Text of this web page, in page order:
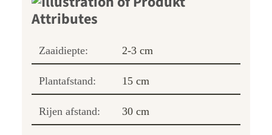
Zaaidiepte: 2-3 cm
Plantafstand: 15 cm
Rijen afstand: 30 cm